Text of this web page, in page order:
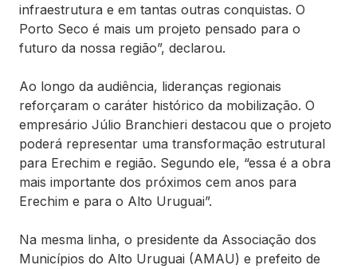
infraestrutura e em tantas outras conquistas. O
Porto Seco é mais um projeto pensado para o
futuro da nossa região”, declarou.
Ao longo da audiência, lideranças regionais
reforçaram o caráter histórico da mobilização. O
empresário Júlio Branchieri destacou que o projeto
poderá representar uma transformação estrutural
para Erechim e região. Segundo ele, “essa é a obra
mais importante dos próximos cem anos para
Erechim e para o Alto Uruguai”.
Na mesma linha, o presidente da Associação dos
Municípios do Alto Uruguai (AMAU) e prefeito de